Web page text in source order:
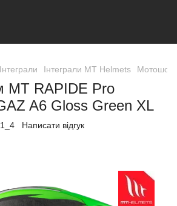
Інтеграли Інтеграли MT Helmets
MT RAPIDE Pro
A6 Gloss Green XL
Написати відгук